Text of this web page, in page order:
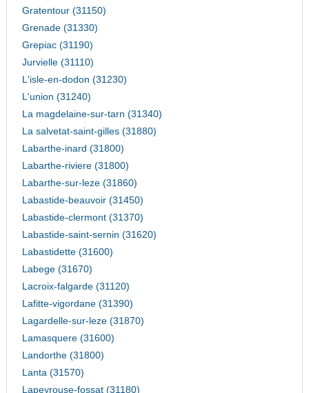
Gratentour (31150)
Grenade (31330)
Grepiac (31190)
Jurvielle (31110)
L'isle-en-dodon (31230)
L'union (31240)
La magdelaine-sur-tarn (31340)
La salvetat-saint-gilles (31880)
Labarthe-inard (31800)
Labarthe-riviere (31800)
Labarthe-sur-leze (31860)
Labastide-beauvoir (31450)
Labastide-clermont (31370)
Labastide-saint-sernin (31620)
Labastidette (31600)
Labege (31670)
Lacroix-falgarde (31120)
Lafitte-vigordane (31390)
Lagardelle-sur-leze (31870)
Lamasquere (31600)
Landorthe (31800)
Lanta (31570)
Lapeyrouse-fossat (31180)